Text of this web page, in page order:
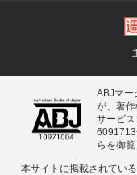
ABJマー
が、著
サービ
6091713
らを御覧
本サイトに掲載されてい